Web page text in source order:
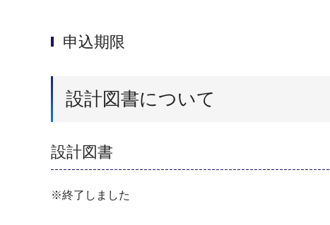
申込期限
設計図書について
設計図書
※終了しました